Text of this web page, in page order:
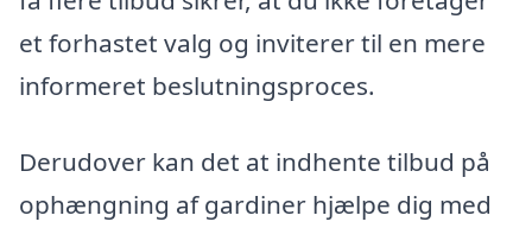
et forhastet valg og inviterer til en mere
informeret beslutningsproces.
Derudover kan det at indhente tilbud på
ophængning af gardiner hjælpe dig med